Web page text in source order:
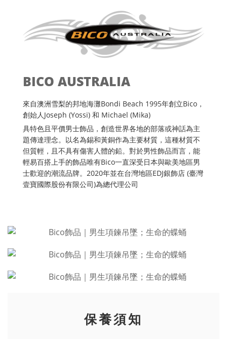
BICO AUSTRALIA
來自澳洲雪梨的邦地海灘Bondi Beach 1995年創立Bico，
創始人Joseph (Yossi) 和 Michael (Mika)
具特色且平價男士飾品，創造世界各地的部落或神話為主
題傳達理念。以名為錫和黃銅作為主要材質，這種材質不
但質輕，且不具有傷害人體的鉛。對於男性飾品而言，能
輕易百搭上手的飾品唯有Bico一直深受日本與歐美地區男
士歡迎的潮流品牌。2020年並在台灣地區EDJ銀飾店 (臺灣
壹寶國際股份有限公司)為總代理公司
保養須知